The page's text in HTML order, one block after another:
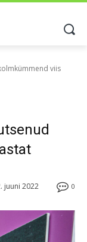
viis
0
juuni 2022